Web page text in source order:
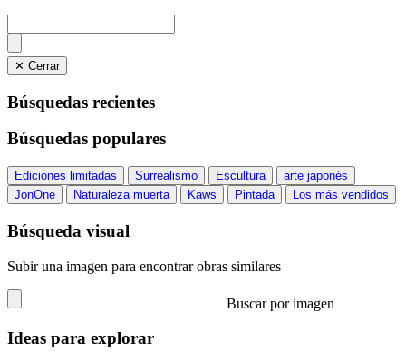
✕ Cerrar
Búsquedas recientes
Búsquedas populares
Ediciones limitadas Surrealismo Escultura
arte japonés
JonOne
Naturaleza muerta Kaws Pintada Los más vendidos
Búsqueda visual
Subir una imagen para encontrar obras similares
Buscar por imagen
Ideas para explorar